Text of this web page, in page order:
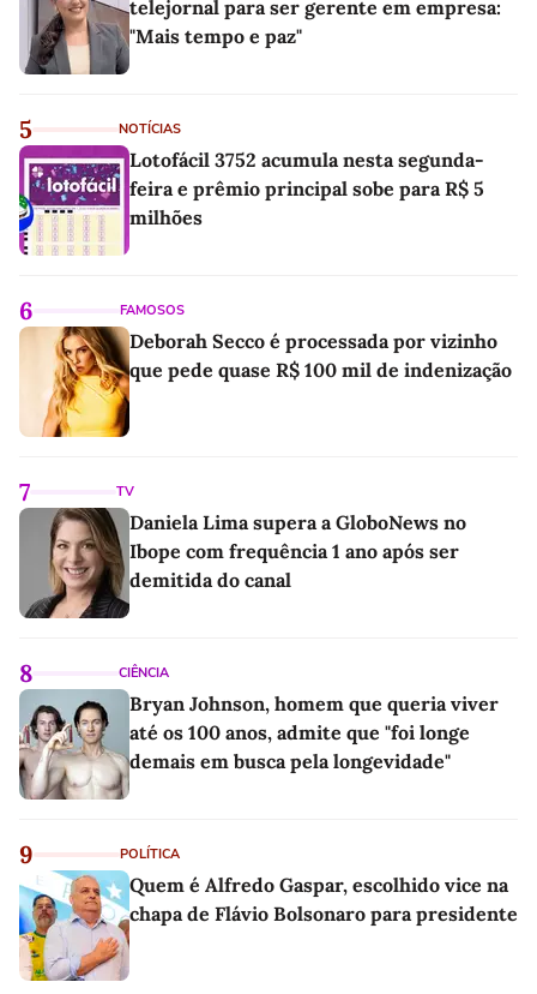
telejornal para ser gerente em empresa:
"Mais tempo e paz"
5 NOTÍCIAS
Lotofácil 3752 acumula nesta segunda-
feira e prêmio principal sobe para R$ 5
milhões
6 FAMOSOS
Deborah Secco é processada por vizinho
que pede quase R$ 100 mil de indenização
7 TV
Daniela Lima supera a GloboNews no
Ibope com frequência 1 ano após ser
demitida do canal
8 CIÊNCIA
Bryan Johnson, homem que queria viver
até os 100 anos, admite que "foi longe
demais em busca pela longevidade"
9 POLÍTICA
Quem é Alfredo Gaspar, escolhido vice na
chapa de Flávio Bolsonaro para presidente